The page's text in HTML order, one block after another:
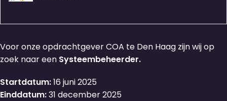
Voor onze opdrachtgever COA te Den Haag zijn wij op
zoek naar een Systeembeheerder.
Startdatum:16 juni 2025
Einddatum:31 december 2025